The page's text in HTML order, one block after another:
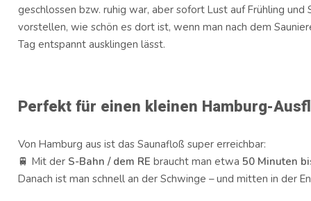
geschlossen bzw. ruhig war, aber sofort Lust auf Frühling
vorstellen, wie schön es dort ist, wenn man nach dem
Tag entspannt ausklingen lässt.
Perfekt für einen kleinen Hamburg-
Von Hamburg aus ist das Saunafloß super erreichbar:
🚆 Mit der S-Bahn / dem RE braucht man etwa 50 Minuten
Danach ist man schnell an der Schwinge – und mitten in der